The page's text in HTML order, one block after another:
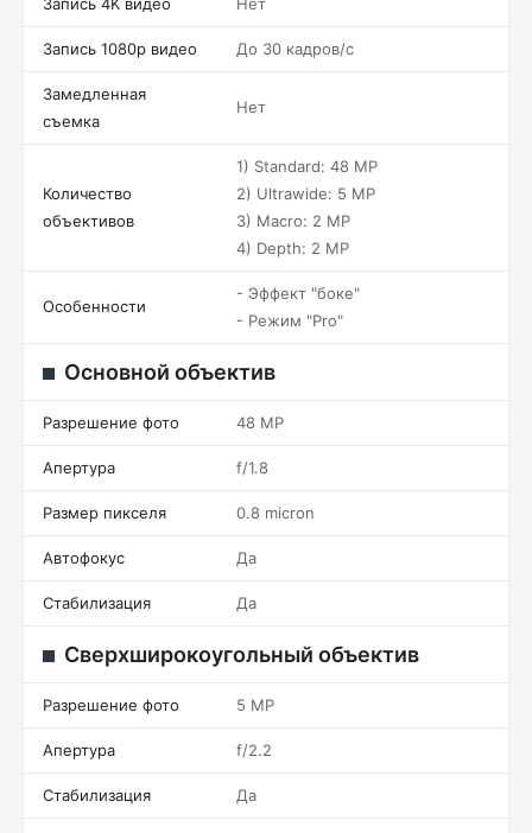
Запись 1080p видео До 30 кадров/c
Замедленная
съемка
Нет
Количество
объективов
1) Standard: 48 MP
2) Ultrawide: 5 MP
3) Macro: 2 MP
4) Depth: 2 MP
Особенности
- Эффект "боке"
- Режим "Pro"
Основной объектив
Разрешение фото 48 MP
Апертура f/1.8
Размер пикселя 0.8 micron
Автофокус Да
Стабилизация Да
Сверхширокоугольный объектив
Разрешение фото 5 MP
Апертура f/2.2
Стабилизация Да